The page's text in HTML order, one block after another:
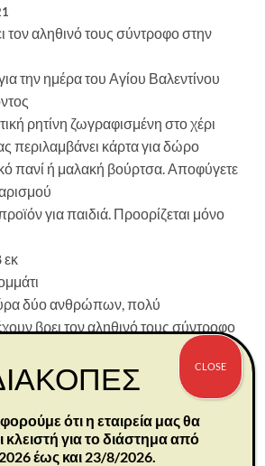
τον αληθινό τους σύντροφο στην
την ημέρα του Αγίου Βαλεντίνου
ρητίνη ζωγραφισμένη στο χέρι
περιλαμβάνει κάρτα για δώρο
πανί ή μαλακή βούρτσα. Αποφύγετε
για παιδιά. Προορίζεται μόνο
εκ
δύο ανθρώπων, πολύ
βρει τον αληθινό τους σύντροφο
αγκαλιά τους απεικονίζουν ένα
μαζί, με αρμονία και ενότητα. Ένα
ή για την ημέρα του Αγίου
αγάπη και φροντίδα. –Susan
ότι η εταιρεία μας θα
κλειστή για το διάστημα από
έως και 23/8/2026.
CLOSE